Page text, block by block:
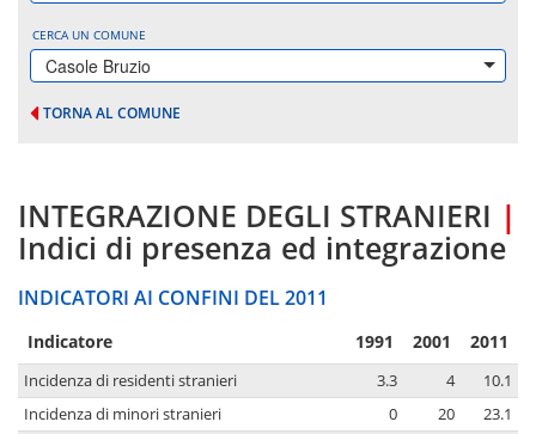
CERCA UN COMUNE
Casole Bruzio
TORNA AL COMUNE
INTEGRAZIONE DEGLI STRANIERI |
Indici di presenza ed integrazione
INDICATORI AI CONFINI DEL 2011
Indicatore 1991 2001 2011
Incidenza di residenti stranieri 3.3 4
10.1
Incidenza di minori stranieri
0 20
23.1